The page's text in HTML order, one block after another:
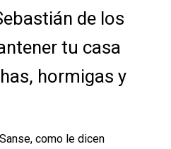
de los
tu casa
hormigas y
como le dicen